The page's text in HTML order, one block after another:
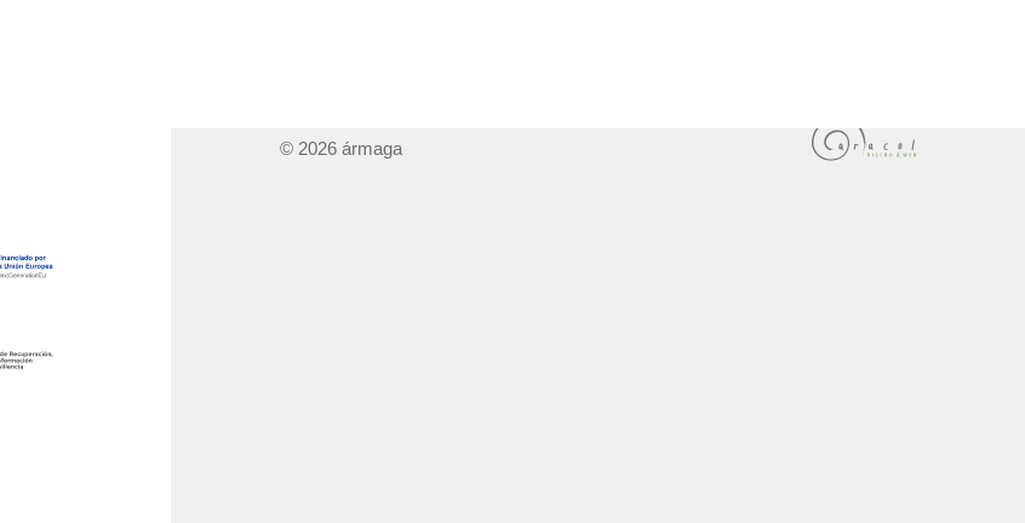
© 2026 ármaga